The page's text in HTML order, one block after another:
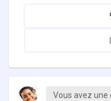
Vous avez